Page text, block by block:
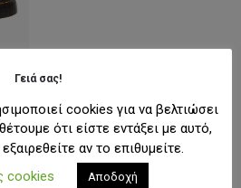
Γειά σας!
cookies για να βελτιώσει
ότι είστε εντάξει με αυτό,
αν το επιθυμείτε.
cookies
Αποδοχή